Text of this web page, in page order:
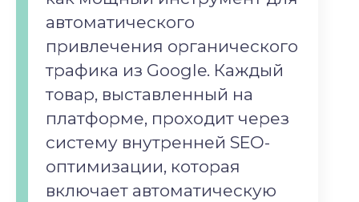
автоматического
привлечения органического
трафика из Google. Каждый
товар, выставленный на
платформе, проходит через
систему внутренней SEO-
оптимизации, которая
включает автоматическую